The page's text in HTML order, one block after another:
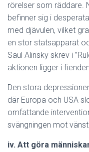
rörelser som räddare.
befinner sig i
med djävulen, vilket
en stor statsapparat
Saul Alinsky skrev i
aktionen ligger i
Den stora
där Europa och USA
omfattande
svängningen mot
iv. Att göra